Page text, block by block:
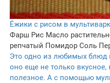
Ёжики с рисом в
Фарш Рис Масло
репчатый Помидор Соль
Это одно из любимых блюд
оно еще не только вкусное,
полезное. А с помощью